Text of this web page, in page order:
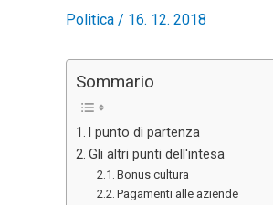
Politica / 16. 12. 2018
Sommario
l punto di partenza
Gli altri punti dell'intesa
Bonus cultura
Pagamenti alle aziende